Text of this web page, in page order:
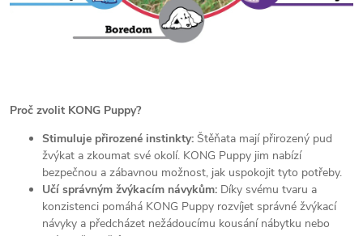
Proč zvolit KONG Puppy?
Stimuluje přirozené instinkty: Štěňata mají přirozený pud
žvýkat a zkoumat své okolí. KONG Puppy jim nabízí
bezpečnou a zábavnou možnost, jak uspokojit tyto potřeby.
Učí správným žvýkacím návykům: Díky svému tvaru a
konzistenci pomáhá KONG Puppy rozvíjet správné žvýkací
návyky a předcházet nežádoucímu kousání nábytku nebo